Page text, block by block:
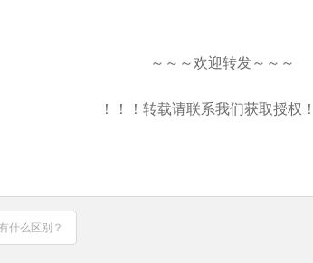
～～～欢迎转发～～～
！！！转载请联系我们获取授权
什么区别？